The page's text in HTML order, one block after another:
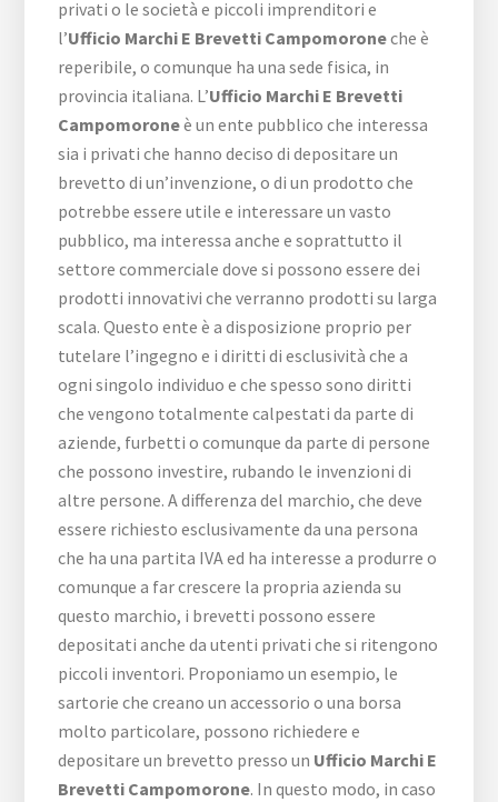
privati o le società e piccoli imprenditori e
l’Ufficio Marchi E Brevetti Campomoroneche è
reperibile, o comunque ha una sede fisica, in
provincia italiana. L’Ufficio Marchi E Brevetti
Campomoroneè un ente pubblico che interessa
sia i privati che hanno deciso di depositare un
brevetto di un’invenzione, o di un prodotto che
potrebbe essere utile e interessare un vasto
pubblico, ma interessa anche e soprattutto il
settore commerciale dove si possono essere dei
prodotti innovativi che verranno prodotti su larga
scala. Questo ente è a disposizione proprio per
tutelare l’ingegno e i diritti di esclusività che a
ogni singolo individuo e che spesso sono diritti
che vengono totalmente calpestati da parte di
aziende, furbetti o comunque da parte di persone
che possono investire, rubando le invenzioni di
altre persone. A differenza del marchio, che deve
essere richiesto esclusivamente da una persona
che ha una partita IVA ed ha interesse a produrre o
comunque a far crescere la propria azienda su
questo marchio, i brevetti possono essere
depositati anche da utenti privati che si ritengono
piccoli inventori. Proponiamo un esempio, le
sartorie che creano un accessorio o una borsa
molto particolare, possono richiedere e
depositare un brevetto presso un Ufficio Marchi E
Brevetti Campomorone. In questo modo, in caso